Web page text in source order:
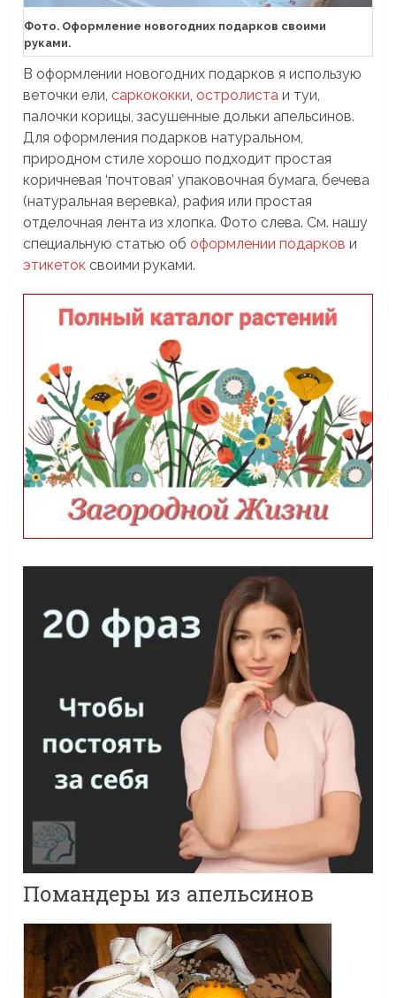
Фото. Оформление новогодних подарков своими
руками.
В оформлении новогодних подарков я использую
веточки ели,саркококки ,остролиста и туи,
палочки корицы, засушенные дольки апельсинов.
Для оформления подарков натуральном,
природном стиле хорошо подходит простая
коричневая ‘почтовая’ упаковочная бумага, бечева
(натуральная веревка), рафия или простая
отделочная лента из хлопка. Фото слева. См. нашу
специальную статью обоформлении подарков и
этикеток своими руками.
Помандеры из апельсинов